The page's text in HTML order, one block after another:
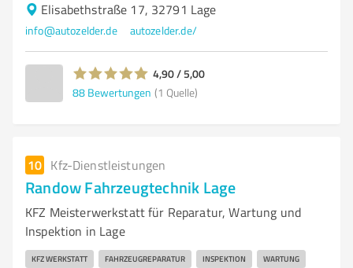
Elisabethstraße 17, 32791 Lage
info@autozelder.de autozelder.de/
4,90 / 5,00
88 Bewertungen (1 Quelle)
10 Kfz-Dienstleistungen
Randow Fahrzeugtechnik Lage
KFZ Meisterwerkstatt für Reparatur, Wartung und
Inspektion in Lage
KFZ WERKSTATT FAHRZEUGREPARATUR INSPEKTION WARTUNG